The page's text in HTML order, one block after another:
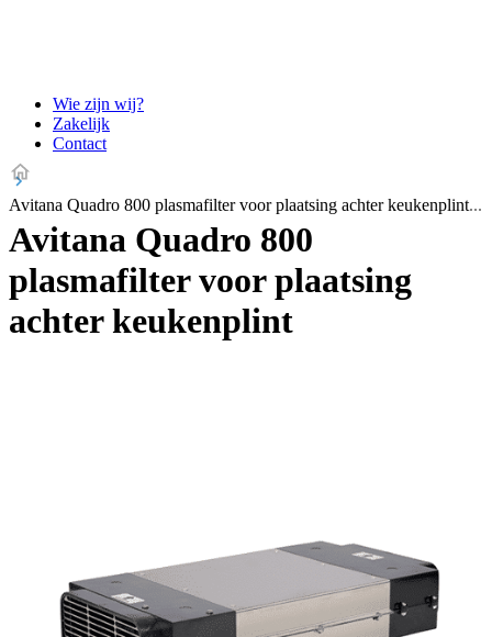
Wie zijn wij?
Zakelijk
Contact
Avitana Quadro 800 plasmafilter voor plaatsing achter keukenplint
Avitana Quadro 800
plasmafilter voor plaatsing
achter keukenplint